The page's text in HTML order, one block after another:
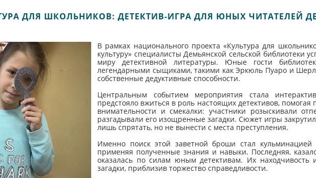
ДЛЯ ШКОЛЬНИКОВ: ДЕТЕКТИВ-ИГРА ДЛЯ ЮНЫХ ЧИТАТЕЛЕЙ
В рамках национального проекта «Культура для
культуру» специалисты Демьянской сельской библиотеки
миру детективной литературы. Юные гости
легендарными сыщиками, такими как Эркюль Пуаро и
собственные дедуктивные способности.
Центральным событием мероприятия стала
предстояло вжиться в роль настоящих детективов,
внимательности и смекалки: участники розыскивали
разгадывали его изощренные загадки. Сюжет игры
лишь спрятать, но не вынести с места преступления.
Именно поиск этой заветной броши стал
применяя полученные знания и навыки. Последняя,
оказалась по силам юным детективам. Их
загадки, приблизив торжество справедливости.